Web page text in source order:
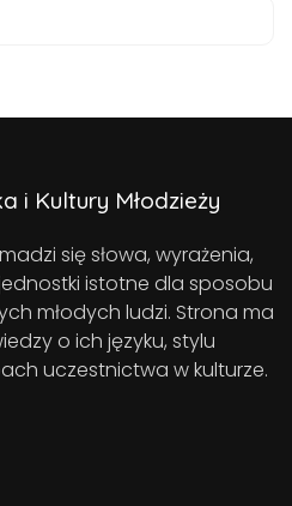
i Kultury Młodzieży
się słowa, wyrażenia,
istotne dla sposobu
młodych ludzi. Strona ma
o ich języku, stylu
uczestnictwa w kulturze.